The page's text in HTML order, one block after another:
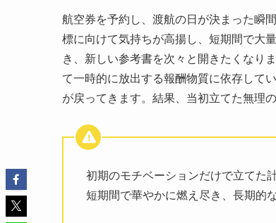
航空券を予約し、渡航の日が決まった瞬
標に向けて気持ちが高揚し、短期間で大
き、新しい参考書を次々と開きたくなりま
て一時的に放出する報酬物質に依存して
が戻ってきます。結果、当初立てた無理
初期のモチベーションだけで立てた
短期間で華やかに燃え尽き、長期的